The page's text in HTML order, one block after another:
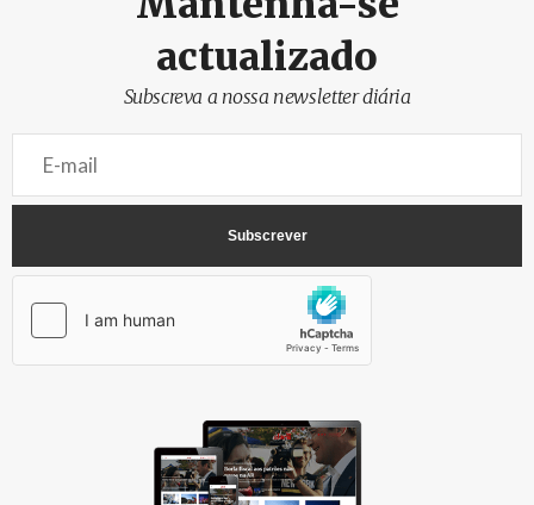
actualizado
Subscreva a nossa newsletter diária